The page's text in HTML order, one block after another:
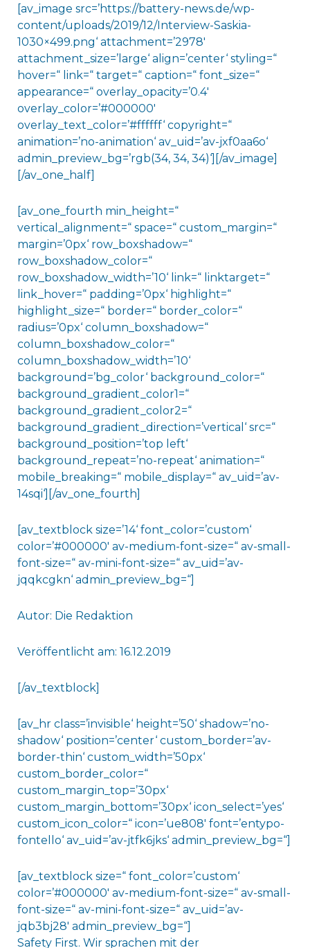
[av_image src=’https://battery-news.de/wp-
content/uploads/2019/12/Interview-Saskia-
1030×499.png‘ attachment=’2978′
attachment_size=’large‘ align=’center‘ styling=“
hover=“ link=“ target=“ caption=“ font_size=“
appearance=“ overlay_opacity=’0.4′
overlay_color=’#000000′
overlay_text_color=’#ffffff‘ copyright=“
animation=’no-animation‘ av_uid=’av-jxf0aa6o‘
admin_preview_bg=’rgb(34, 34, 34)‘][/av_image]
[/av_one_half]
[av_one_fourth min_height=“
vertical_alignment=“ space=“ custom_margin=“
margin=’0px‘ row_boxshadow=“
row_boxshadow_color=“
row_boxshadow_width=’10‘ link=“ linktarget=“
link_hover=“ padding=’0px‘ highlight=“
highlight_size=“ border=“ border_color=“
radius=’0px‘ column_boxshadow=“
column_boxshadow_color=“
column_boxshadow_width=’10‘
background=’bg_color‘ background_color=“
background_gradient_color1=“
background_gradient_color2=“
background_gradient_direction=’vertical‘ src=“
background_position=’top left‘
background_repeat=’no-repeat‘ animation=“
mobile_breaking=“ mobile_display=“ av_uid=’av-
14sqi‘][/av_one_fourth]
[av_textblock size=’14‘ font_color=’custom‘
color=’#000000′ av-medium-font-size=“ av-small-
font-size=“ av-mini-font-size=“ av_uid=’av-
jqqkcgkn‘ admin_preview_bg=“]
Autor: Die Redaktion
Veröffentlicht am: 16.12.2019
[/av_textblock]
[av_hr class=’invisible‘ height=’50‘ shadow=’no-
shadow‘ position=’center‘ custom_border=’av-
border-thin‘ custom_width=’50px‘
custom_border_color=“
custom_margin_top=’30px‘
custom_margin_bottom=’30px‘ icon_select=’yes‘
custom_icon_color=“ icon=’ue808′ font=’entypo-
fontello‘ av_uid=’av-jtfk6jks‘ admin_preview_bg=“]
[av_textblock size=“ font_color=’custom‘
color=’#000000′ av-medium-font-size=“ av-small-
font-size=“ av-mini-font-size=“ av_uid=’av-
jqb3bj28′ admin_preview_bg=“]
Safety First. Wir sprachen mit der